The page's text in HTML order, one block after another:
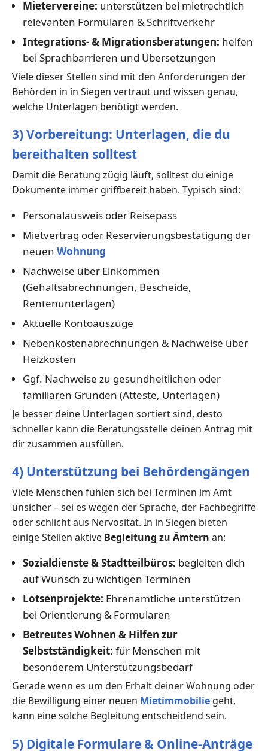
Mietervereine: unterstützen bei mietrechtlich
relevanten Formularen & Schriftverkehr
Integrations- & Migrationsberatungen: helfen
bei Sprachbarrieren und Übersetzungen
Viele dieser Stellen sind mit den Anforderungen der
Behörden in in Siegen vertraut und wissen genau,
welche Unterlagen benötigt werden.
3) Vorbereitung: Unterlagen, die du
bereithalten solltest
Damit die Beratung zügig läuft, solltest du einige
Dokumente immer griffbereit haben. Typisch sind:
Personalausweis oder Reisepass
Mietvertrag oder Reservierungsbestätigung der
neuen Wohnung
Nachweise über Einkommen
(Gehaltsabrechnungen, Bescheide,
Rentenunterlagen)
Aktuelle Kontoauszüge
Nebenkostenabrechnungen & Nachweise über
Heizkosten
Ggf. Nachweise zu gesundheitlichen oder
familiären Gründen (Atteste, Unterlagen)
Je besser deine Unterlagen sortiert sind, desto
schneller kann die Beratungsstelle deinen Antrag mit
dir zusammen ausfüllen.
4) Unterstützung bei Behördengängen
Viele Menschen fühlen sich bei Terminen im Amt
unsicher – sei es wegen der Sprache, der Fachbegriffe
oder schlicht aus Nervosität. In in Siegen bieten
einige Stellen aktive Begleitung zu Ämtern an:
Sozialdienste & Stadtteilbüros: begleiten dich
auf Wunsch zu wichtigen Terminen
Lotsenprojekte: Ehrenamtliche unterstützen
bei Orientierung & Formularen
Betreutes Wohnen & Hilfen zur
Selbstständigkeit: für Menschen mit
besonderem Unterstützungsbedarf
Gerade wenn es um den Erhalt deiner Wohnung oder
die Bewilligung einer neuen Mietimmobilie geht,
kann eine solche Begleitung entscheidend sein.
5) Digitale Formulare & Online-Anträge